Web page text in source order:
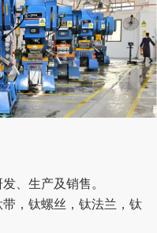
、生产及销售。
，钛螺丝，钛法兰，钛